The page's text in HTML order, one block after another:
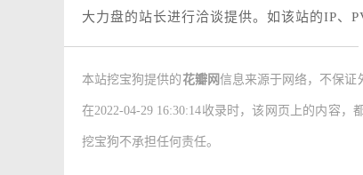
用户：喜欢收集自己感兴趣和喜欢的图片
侧重：做高质量的图片库
大力盘的站长进行洽谈提供。如该站的IP、
本站挖宝狗提供的 花瓣网信息来源于网络，不保证
在2022-04-29 16:30:14收录时，该网页上的内容
挖宝狗不承担任何责任。